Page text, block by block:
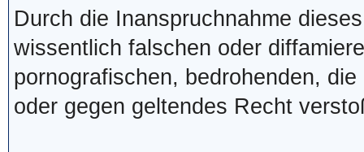
Durch die Inanspruchnahme
wissentlich falschen oder
pornografischen, bedrohenden,
oder gegen geltendes Recht